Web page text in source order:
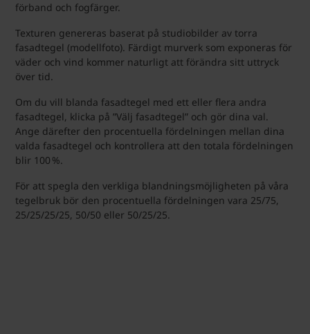
förband och fogfärger.
Texturen genereras baserat på studiobilder av torra
fasadtegel (modellfoto). Färdigt murverk som exponeras för
väder och vind kommer naturligt att förändra sitt uttryck
över tid.
Om du vill blanda fasadtegel med ett eller flera andra
fasadtegel, klicka på ”Välj fasadtegel” och gör dina val.
Ange därefter den procentuella fördelningen mellan dina
valda fasadtegel och kontrollera att den totala fördelningen
blir 100 %.
För att spegla den verkliga blandningsmöjligheten på våra
tegelbruk bör den procentuella fördelningen vara 25/75,
25/25/25/25, 50/50 eller 50/25/25.